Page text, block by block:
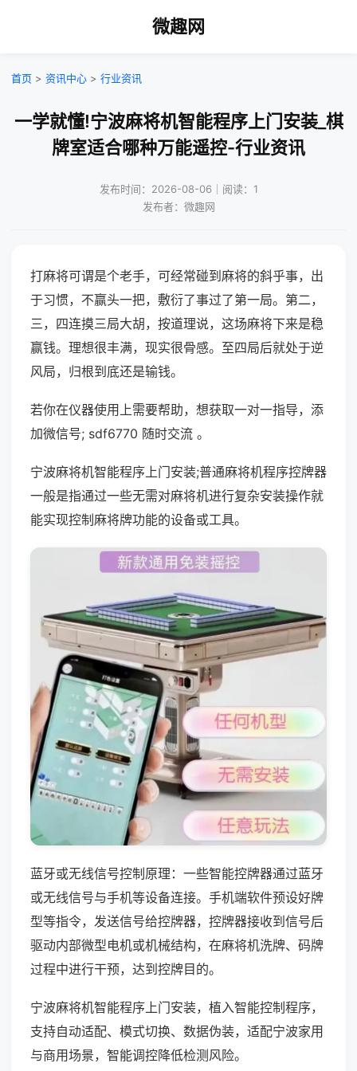
微趣网
首页 > 资讯中心 > 行业资讯
一学就懂!宁波麻将机智能程序上门安装_棋
牌室适合哪种万能遥控-行业资讯
发布时间：2026-08-06｜阅读：1
发布者：微趣网
打麻将可谓是个老手，可经常碰到麻将的斜乎事，出
于习惯，不赢头一把，敷衍了事过了第一局。第二，
三，四连摸三局大胡，按道理说，这场麻将下来是稳
赢钱。理想很丰满，现实很骨感。至四局后就处于逆
风局，归根到底还是输钱。
若你在仪器使用上需要帮助，想获取一对一指导，添
加微信号; sdf6770 随时交流 。
宁波麻将机智能程序上门安装;普通麻将机程序控牌器
一般是指通过一些无需对麻将机进行复杂安装操作就
能实现控制麻将牌功能的设备或工具。
蓝牙或无线信号控制原理：一些智能控牌器通过蓝牙
或无线信号与手机等设备连接。手机端软件预设好牌
型等指令，发送信号给控牌器，控牌器接收到信号后
驱动内部微型电机或机械结构，在麻将机洗牌、码牌
过程中进行干预，达到控牌目的。
宁波麻将机智能程序上门安装，植入智能控制程序，
支持自动适配、模式切换、数据伪装，适配宁波家用
与商用场景，智能调控降低检测风险。